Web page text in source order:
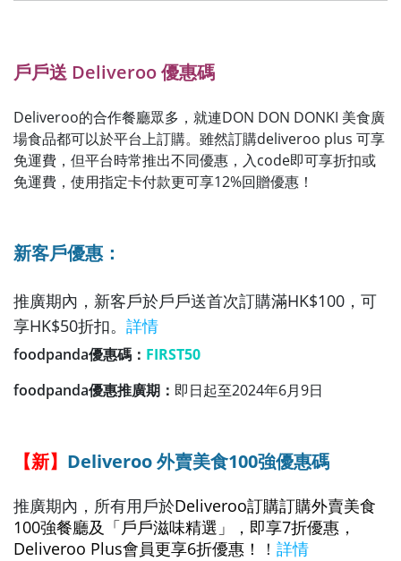
戶戶送 Deliveroo 優惠碼
Deliveroo的合作餐廳眾多，就連DON DON DONKI 美食廣
場食品都可以於平台上訂購。雖然訂購deliveroo plus 可享
免運費，但平台時常推出不同優惠，入code即可享折扣或
免運費，使用指定卡付款更可享12%回贈優惠！
新客戶優惠：
推廣期內，新客戶於戶戶送首次訂購滿HK$100，可
享HK$50折扣。 詳情
foodpanda優惠碼： FIRST50
foodpanda優惠推廣期： 即日起至2024年6月9日
【新】 Deliveroo外賣美食100強優惠碼
推廣期內，所有用戶於Deliveroo訂購訂購外賣美食
100強餐廳及「戶戶滋味精選」，即享7折優惠，
Deliveroo Plus會員更享6折優惠！
！ 詳情